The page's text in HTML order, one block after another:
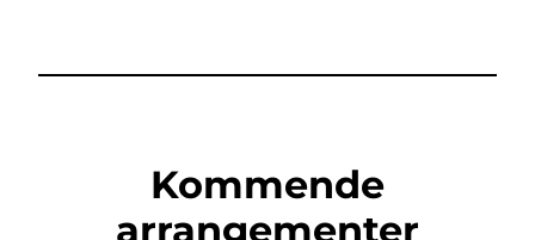
Kommende
arrangementer